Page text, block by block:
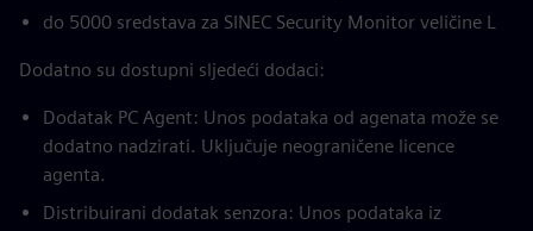
do 5000 sredstava za SINEC Security Monitor veličine L
Dodatno su dostupni sljedeći dodaci:
Dodatak PC Agent: Unos podataka od agenata može se
dodatno nadzirati. Uključuje neograničene licence
agenta.
Distribuirani dodatak senzora: Unos podataka iz